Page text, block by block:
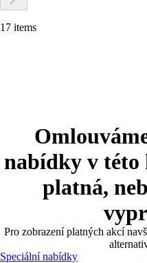
17 items
nabídky v
platná,
Pro zobrazení platných akcí
Speciální nabídky